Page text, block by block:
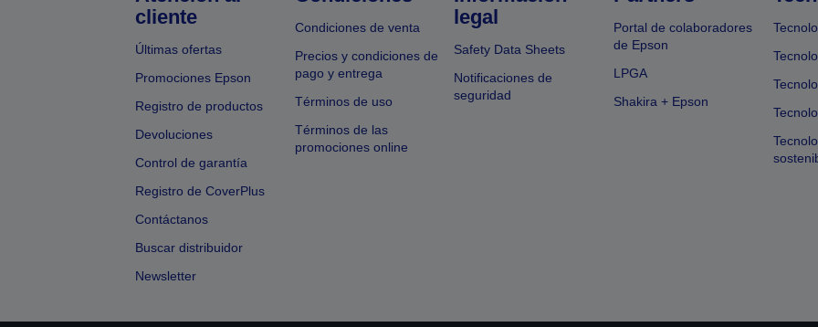
cliente
Últimas ofertas
Promociones Epson
Registro de productos
Devoluciones
Control de garantía
Registro de CoverPlus
Contáctanos
Buscar distribuidor
Newsletter
Condiciones de venta
Precios y condiciones de
pago y entrega
Términos de uso
Términos de las
promociones online
legal
Safety Data Sheets
Notificaciones de
seguridad
Portal de colaboradores
de Epson
LPGA
Shakira + Epson